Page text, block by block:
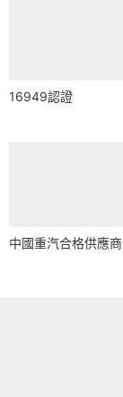
16949認證
中國重汽合格供應商